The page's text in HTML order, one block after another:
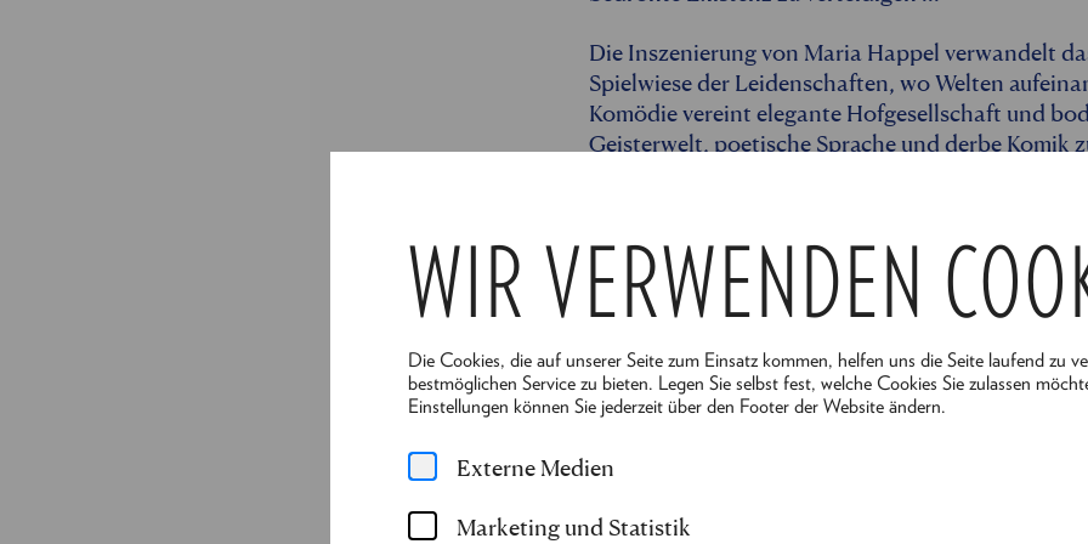
WIR VERWENDEN
Die Cookies, die auf unserer Seite zum Einsatz kommen, helfen uns die Seite laufend zu
bestmöglichen Service zu bieten. Legen Sie selbst fest, welche Cookies Sie zulassen
Einstellungen können Sie jederzeit über den Footer der Website ändern.
Externe Medien
Marketing und Statistik
Die Inszenierung von Maria Happel verwandelt
Spielwiese der Leidenschaften, wo Welten
Komödie vereint elegante Hofgesellschaft und
Geisterwelt, poetische Sprache und derbe Komik
ein Shakespeare zu komponieren vermochte.
die Traumwelt geführt werden, offenbaren sich
Vernunft fällt, Verwirrung führt zu neuer Einsicht.
- Besetzung -
Regie:Maria Happel
Textfassung:Sebastian Huber
Bühne:Alexandra Burgstaller
Musik:
---------------------------
ALLES ANZEIGEN